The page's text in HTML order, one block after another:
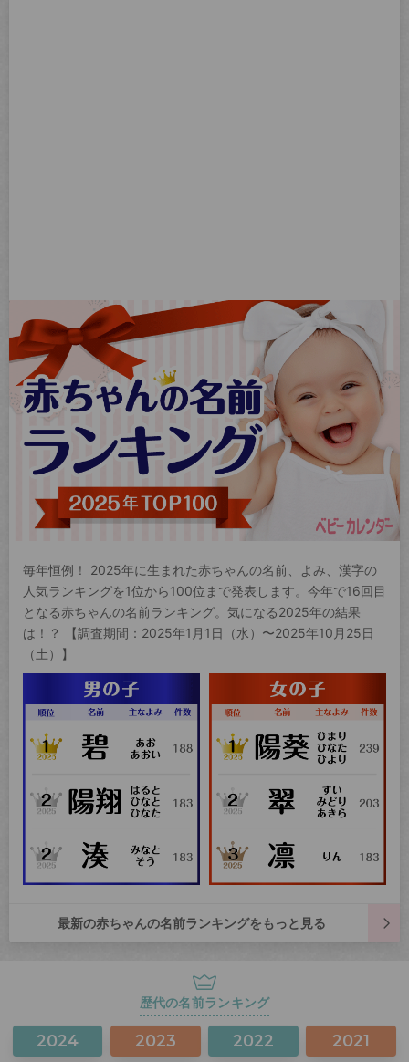
毎年恒例！ 2025年に生まれた赤ちゃんの名前、よみ、漢字の
人気ランキングを1位から100位まで発表します。今年で16回目
となる赤ちゃんの名前ランキング。気になる2025年の結果
は！？ 【調査期間：2025年1月1日（水）〜2025年10月25日
（土）】
最新の赤ちゃんの名前ランキングをもっと見る
歴代の名前ランキング
2024 2023 2022 2021